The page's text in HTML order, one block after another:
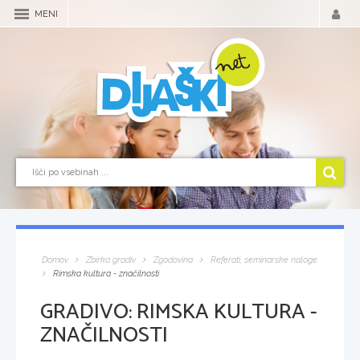
MENI
Domov Zbirka gradiv Zgodovina
Referati, seminarske naloge
Rimska kultura - značilnosti
GRADIVO:RIMSKA KULTURA -
ZNAČILNOSTI